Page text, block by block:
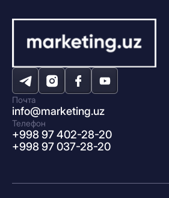
Почта
info@marketing.uz
Телефон
+998 97 402-28-20
+998 97 037-28-20